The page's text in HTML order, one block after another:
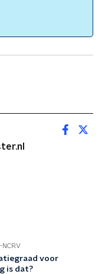
NCRV
voor
is dat?